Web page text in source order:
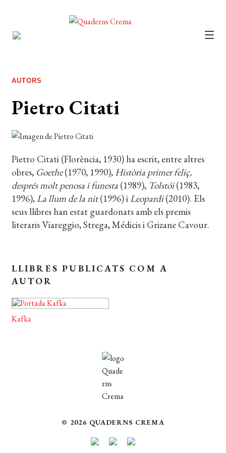
L’EDITORIAL
FOREIGN RIGHTS
DISTRIBUCIÓ
CONTACTE
EL MEU COMPTE
CERCAR
AUTORS
Pietro Citati
Pietro Citati (Florència, 1930) ha escrit, entre altres
obres, Goethe(1970, 1990), Història primer feliç,
després molt penosa i funesta(1989), Tolstói(1983,
1996),La llum de la nit(1996) iLeopardi(2010). Els
seus llibres han estat guardonats amb els premis
literaris Viareggio, Strega, Médicis i Grizane Cavour.
LLIBRES PUBLICATS COM A
AUTOR
Kafka
© 2026 QUADERNS CREMA